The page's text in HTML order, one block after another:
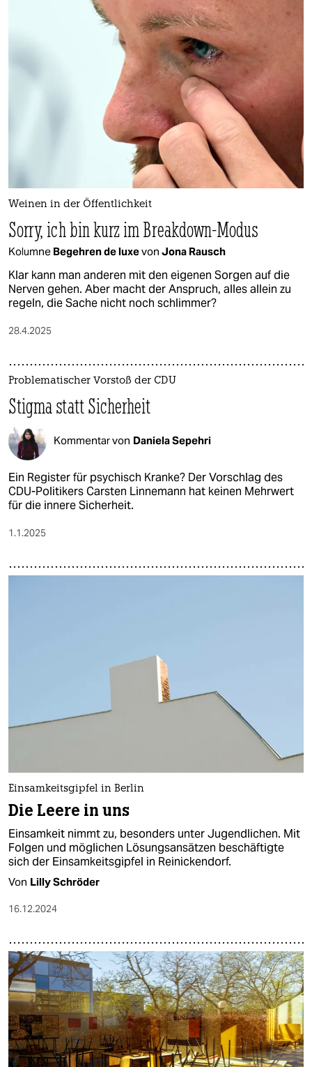
Weinen in der Öffentlichkeit
Sorry, ich bin kurz im Breakdown-Modus
Kolumne Begehren de luxevon Jona Rausch
Klar kann man anderen mit den eigenen Sorgen auf die
Nerven gehen. Aber macht der Anspruch, alles allein zu
regeln, die Sache nicht noch schlimmer?
28.4.2025
Problematischer Vorstoß der CDU
Stigma statt Sicherheit
Kommentar von Daniela Sepehri
Ein Register für psychisch Kranke? Der Vorschlag des
CDU-Politikers Carsten Linnemann hat keinen Mehrwert
für die innere Sicherheit.
1.1.2025
Einsamkeitsgipfel in Berlin
Die Leere in uns
Einsamkeit nimmt zu, besonders unter Jugendlichen. Mit
Folgen und möglichen Lösungsansätzen beschäftigte
sich der Einsamkeitsgipfel in Reinickendorf.
Von Lilly Schröder
16.12.2024